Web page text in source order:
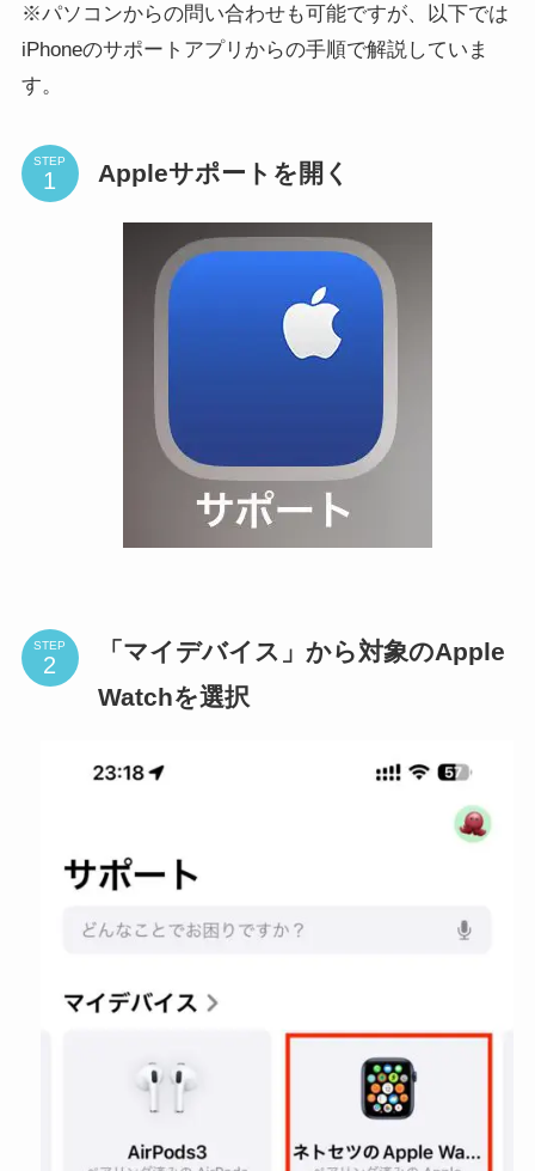
※パソコンからの問い合わせも可能ですが、以下では
iPhoneのサポートアプリからの手順で解説していま
す。
STEP Appleサポートを開く
STEP
「マイデバイス」から対象のApple
Watchを選択